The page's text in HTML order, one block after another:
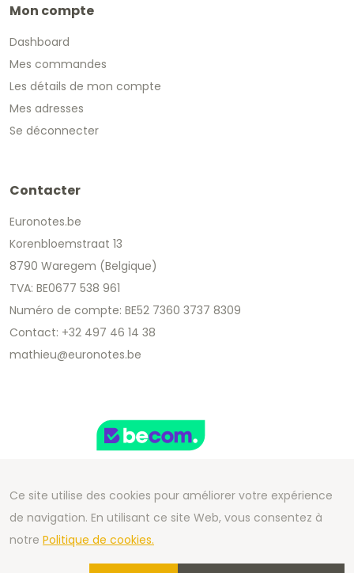
Mon compte
Dashboard
Mes commandes
Les détails de mon compte
Mes adresses
Se déconnecter
Contacter
Euronotes.be
Korenbloemstraat 13
8790 Waregem (Belgique)
TVA: BE0677 538 961
Numéro de compte: BE52 7360 3737 8309
Contact: +32 497 46 14 38
mathieu@euronotes.be
Copyright 2026 We Can Do Better Online BV
Development by2mprove
Ce site utilise des cookies pour améliorer votre expérience
de navigation. En utilisant ce site Web, vous consentez à
notre Politique de cookies.